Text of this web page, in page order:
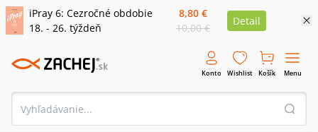
iPray 6: Cezročné obdobie
18. - 26. týždeň
8,80 €
10,00 €
Detail
Konto Wishlist Košík Menu